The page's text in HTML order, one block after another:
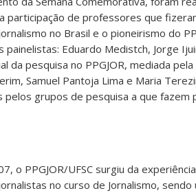
a participação de professores que
no Brasil e o pioneirismo do
painelistas: Eduardo Medistch, Jorge
da pesquisa no PPGJOR, mediada
Samuel Pantoja Lima e Maria
pelos grupos de pesquisa a que fazem
o PPGJOR/UFSC surgiu da
no curso de Jornalismo,